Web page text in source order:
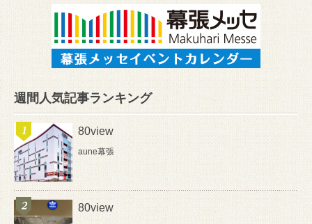
週間人気記事ランキング
80view
aune幕張
80view